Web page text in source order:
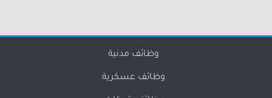
وظائف مدنية
وظائف عسكرية